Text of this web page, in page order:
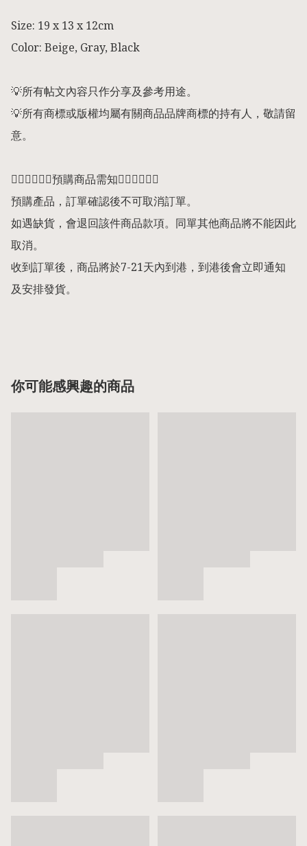
Size: 19 x 13 x 12cm
Color: Beige, Gray, Black
💡所有帖文內容只作分享及參考用途。
💡所有商標或版權均屬有關商品品牌商標的持有人，敬請留
意。
👇🏻👇🏻👇🏻預購商品需知👇🏻👇🏻👇🏻
預購產品，訂單確認後不可取消訂單。
如遇缺貨，會退回該件商品款項。同單其他商品將不能因此
取消。
收到訂單後，商品將於7-21天內到港，到港後會立即通知
及安排發貨。
你可能感興趣的商品